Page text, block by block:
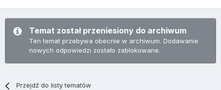
Temat został przeniesiony do archiwum
Ten temat przebywa obecnie w archiwum. Dodawanie
nowych odpowiedzi zostało zablokowane.
Przejdź do listy tematów